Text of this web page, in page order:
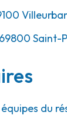
69800 Saint-
du